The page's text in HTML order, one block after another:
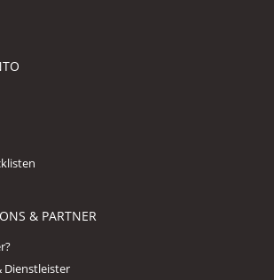
& PARTNER
Dienstleister